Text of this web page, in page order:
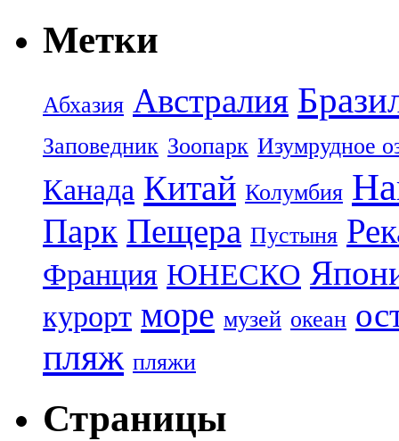
Метки
Абхазия Австралия
Заповедник Зоопарк Изумрудное
Канада Китай Колумбия
Парк Пещера Пустыня
Франция ЮНЕСКО
курорт море музей океан
пляж пляжи
Страницы